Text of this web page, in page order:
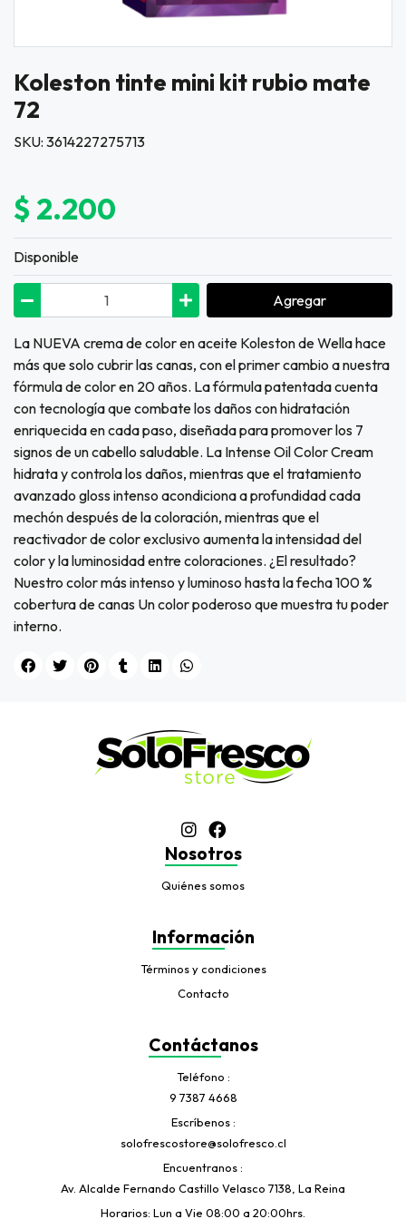
Koleston tinte mini kit rubio mate
72
SKU: 3614227275713
$ 2.200
Disponible
Agregar
La NUEVA crema de color en aceite Koleston de Wella hace
más que solo cubrir las canas, con el primer cambio a nuestra
fórmula de color en 20 años. La fórmula patentada cuenta
con tecnología que combate los daños con hidratación
enriquecida en cada paso, diseñada para promover los 7
signos de un cabello saludable. La Intense Oil Color Cream
hidrata y controla los daños, mientras que el tratamiento
avanzado gloss intenso acondiciona a profundidad cada
mechón después de la coloración, mientras que el
reactivador de color exclusivo aumenta la intensidad del
color y la luminosidad entre coloraciones. ¿El resultado?
Nuestro color más intenso y luminoso hasta la fecha 100 %
cobertura de canas Un color poderoso que muestra tu poder
interno.
Nosotros
Quiénes somos
Información
Términos y condiciones
Contacto
Contáctanos
Teléfono
9 7387 4668
Escríbenos
solofrescostore@solofresco.cl
Encuentranos
Av. Alcalde Fernando Castillo Velasco 7138, La Reina
Horarios: Lun a Vie 08:00 a 20:00hrs.